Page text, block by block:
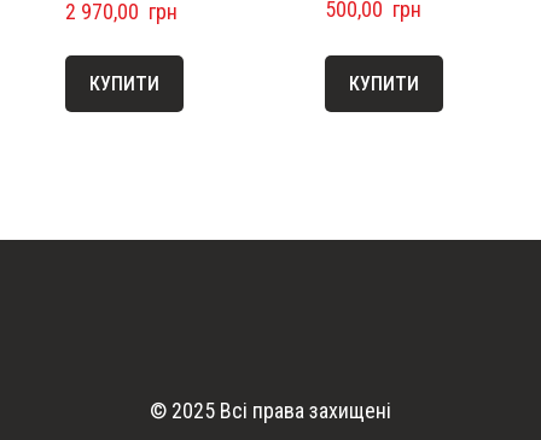
2 970,00  грн
КУПИТИ
500,00  грн
КУПИТИ
© 2025 Всі права захищені